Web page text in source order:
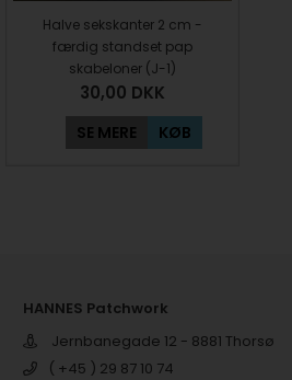
Halve sekskanter 2 cm -
færdig standset pap
skabeloner (J-1)
30,00 DKK
SE MERE KØB
HANNES Patchwork
Jernbanegade 12 - 8881 Thorsø
( +45 ) 29 87 10 74